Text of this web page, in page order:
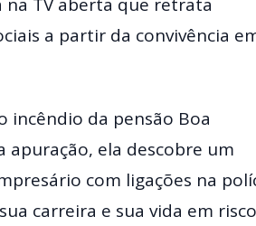
a partir da convivência
incêndio da pensão Boa
apuração, ela descobre um
com ligações na
carreira e sua vida em risco